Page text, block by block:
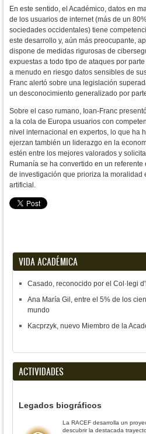
En este sentido, el Académico, datos en
de los usuarios de internet (más de un
sociedades occidentales) tiene
este desarrollo y, aún más preocupante,
dispone de medidas rigurosas de
expuestas a todo tipo de ataques por
a menudo en riesgo datos sensibles de
Franc alertó sobre una legislación
un desconocimiento generalizado por
Sobre el caso rumano, Ioan-Franc
a la cola de Europa usuarios con
nivel internacional en expertos, lo que ha
ejerzan también un liderazgo en la
estén entre los mejores valorados y
Rumanía se ha convertido en un
de investigación que prioriza la
artificial.
VIDA ACADÉMICA
Casado, reconocido por el Col·legi
Ana María Gil, entre el 5% de los
mundo
Kacprzyk, nuevo Miembro de la
ACTIVIDADES
Legados biográficos
La RACEF desarrolla un
descubrir la destacada